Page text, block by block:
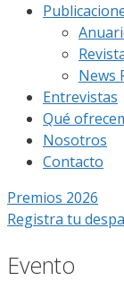
News
Entrevistas
Qué
Nosotros
Contacto
Premios 2026
Registra tu
Evento